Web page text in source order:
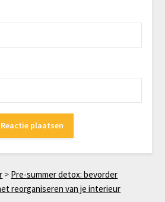
> Pre-summer detox: bevorder
reorganiseren van je interieur